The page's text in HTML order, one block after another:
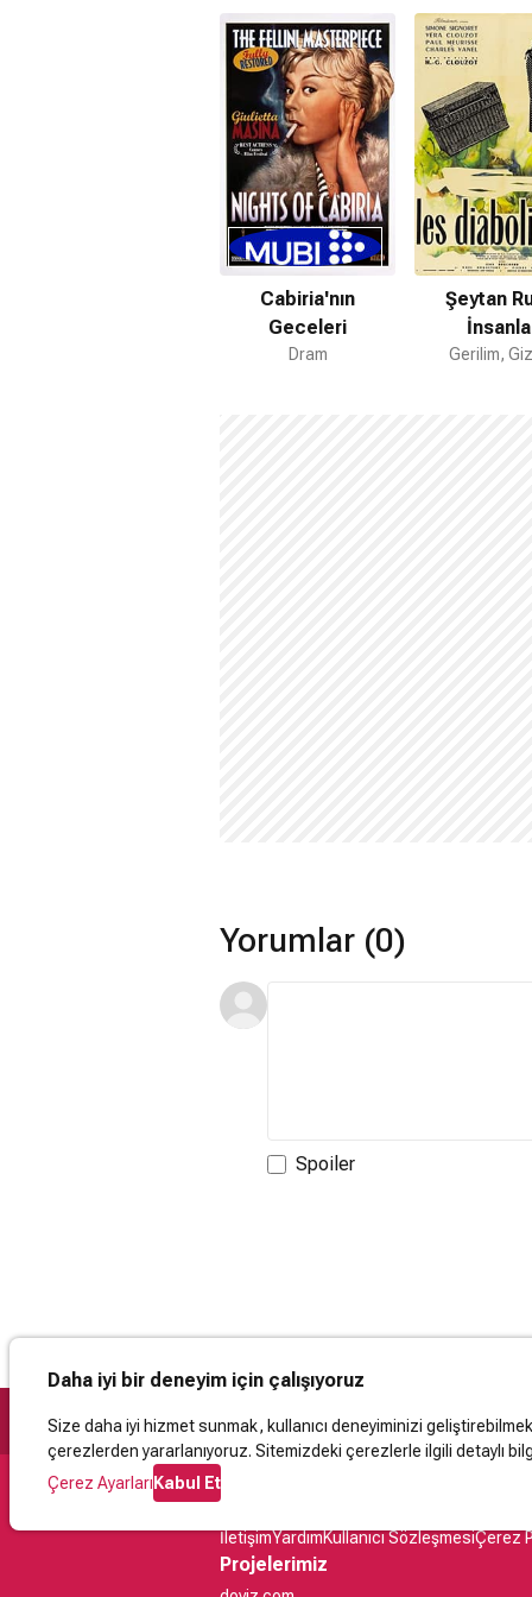
Cabiria'nın
Geceleri
Dram
Şeytan
Gerilim,
Yorumlar (0)
Spoiler
Daha iyi bir deneyim için çalışıyoruz
Size daha iyi hizmet sunmak, kullanıcı deneyiminizi
çerezlerden yararlanıyoruz. Sitemizdeki çerezlerle ilgili detaylı
Çerez AyarlarıKabul Et
Destek
İletişimYardımKullanıcı SözleşmesiÇerez
Projelerimiz